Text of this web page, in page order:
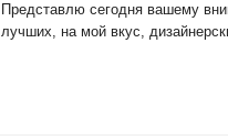
Представлю сегодня вашему
лучших, на мой вкус,